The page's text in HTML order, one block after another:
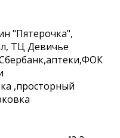
"Пятерочка",
ТЦ Девичье
,просторный